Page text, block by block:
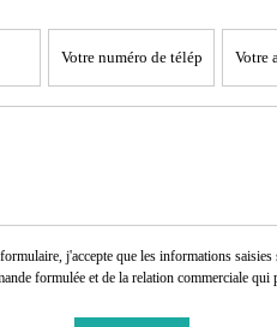
j'accepte que les informations saisies
formulée et de la relation commerciale qui